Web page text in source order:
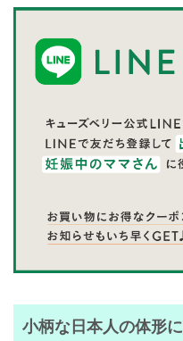
小柄な日本人の体形